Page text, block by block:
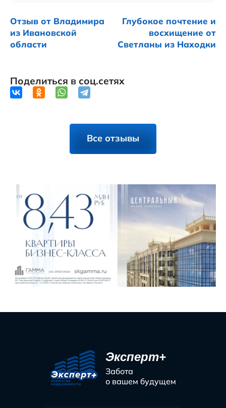
Отзыв от Владимира
из Ивановской
области
Глубокое почтение и
восхищение от
Светланы из Находки
Поделиться в соц.сетях
Все отзывы
Эксперт+
Забота
о вашем будущем